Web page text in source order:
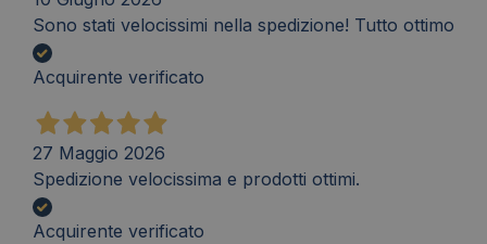
Sono stati velocissimi nella spedizione! Tutto ottimo
Acquirente verificato
27 Maggio 2026
Spedizione velocissima e prodotti ottimi.
Acquirente verificato